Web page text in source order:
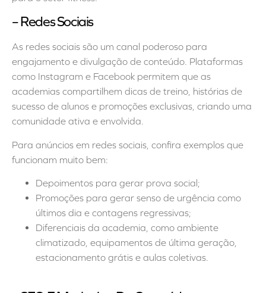
– Redes Sociais
As redes sociais são um canal poderoso para
engajamento e divulgação de conteúdo. Plataformas
como Instagram e Facebook permitem que as
academias compartilhem dicas de treino, histórias de
sucesso de alunos e promoções exclusivas, criando uma
comunidade ativa e envolvida.
Para anúncios em redes sociais, confira exemplos que
funcionam muito bem:
Depoimentos para gerar prova social;
Promoções para gerar senso de urgência como
últimos dia e contagens regressivas;
Diferenciais da academia, como ambiente
climatizado, equipamentos de última geração,
estacionamento grátis e aulas coletivas.